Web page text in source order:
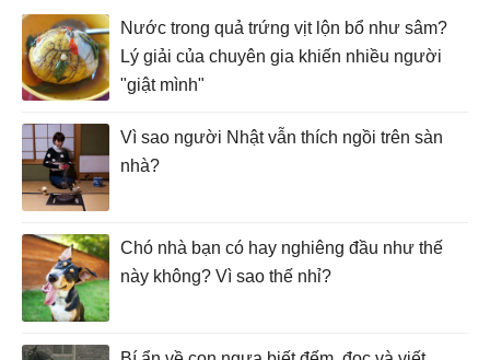
Nước trong quả trứng vịt lộn bổ như sâm?
Lý giải của chuyên gia khiến nhiều người
"giật mình"
Vì sao người Nhật vẫn thích ngồi trên sàn
nhà?
Chó nhà bạn có hay nghiêng đầu như thế
này không? Vì sao thế nhỉ?